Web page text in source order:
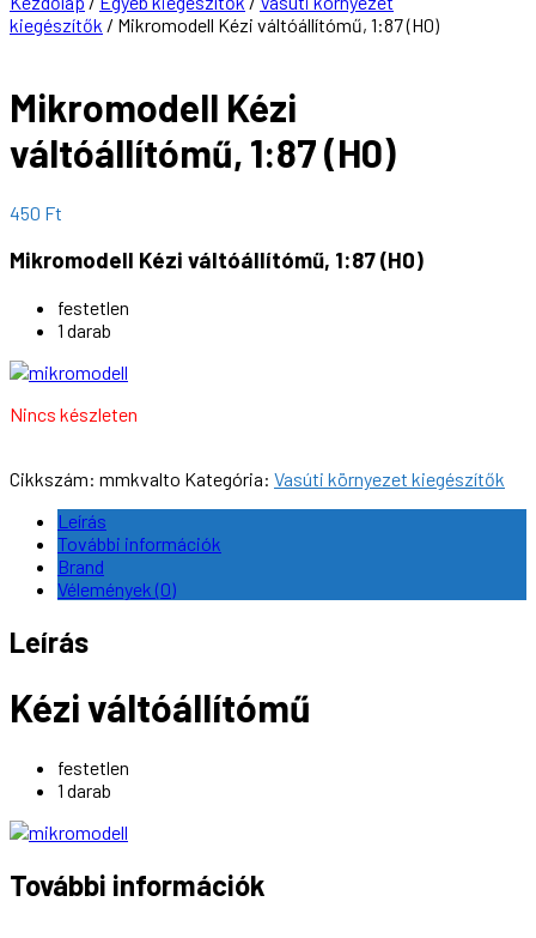
kiegészítők / Mikromodell Kézi váltóállítómű, 1:87 (H0)
Mikromodell Kézi
váltóállítómű, 1:87 (H0)
450 Ft
Mikromodell Kézi váltóállítómű, 1:87 (H0)
festetlen
1 darab
Nincs készleten
Cikkszám: mmkvalto Kategória: Vasúti környezet kiegészítők
Leírás
További információk
Brand
Vélemények (0)
Leírás
Kézi váltóállítómű
festetlen
1 darab
További információk